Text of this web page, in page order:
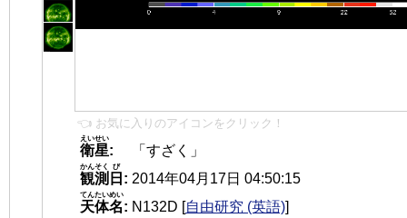
👈 お気に入りのアイコンをクリック！
衛星
えいせい
:
「すざく」
観測
かんそく
日
び
: 2014年04月17日 04:50:15
天体名
てんたいめい
: N132D [自由研究 (英語)]